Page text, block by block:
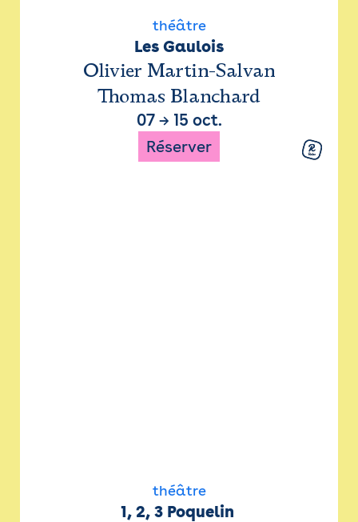
théâtre
Les Gaulois
Olivier Martin-Salvan
Thomas Blanchard
07→ 15 oct.
Réserver
théâtre
1, 2, 3 Poquelin